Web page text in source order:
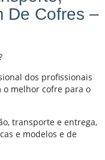
De Cofres –
dos profissionais
o melhor cofre para o
transporte e entrega,
e modelos e de